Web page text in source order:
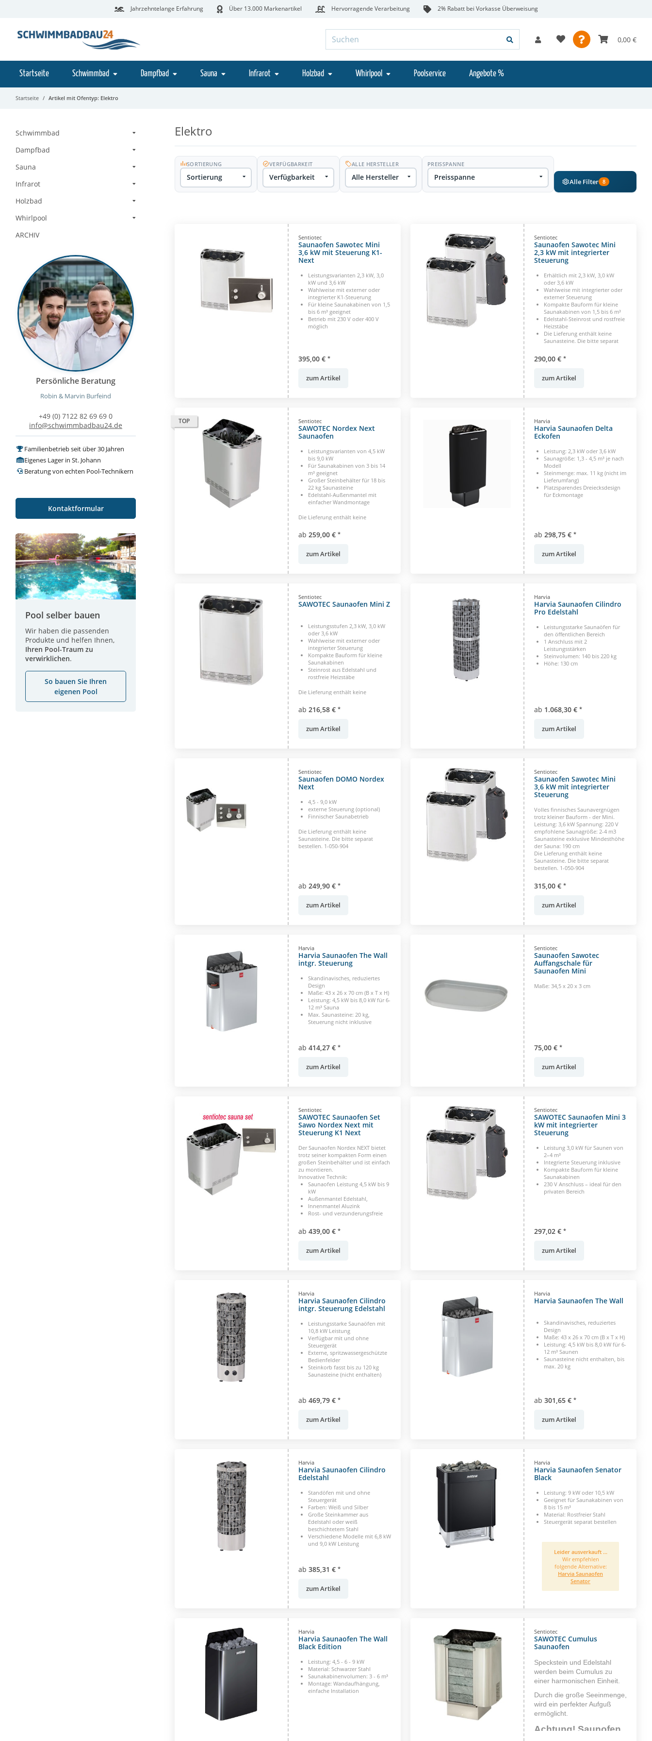
Jahrzehntelange Erfahrung Über 13.000 Markenartikel Hervorragende Verarbeitung 2% Rabatt bei Vorkasse Überweisung
0,00 €
Startseite Schwimmbad Dampfbad Sauna Infrarot Holzbad Whirlpool Poolservice Angebote %
Startseite Artikel mit Ofentyp: Elektro
Elektro
A
Z SORTIERUNG
Sortierung
VERFÜGBARKEIT
Verfügbarkeit
ALLE HERSTELLER
Alle Hersteller
PREISSPANNE
Preisspanne Alle Filter 8
Sentiotec
Saunaofen Sawotec Mini
3,6 kW mit Steuerung K1-
Next
Leistungsvarianten 2,3 kW, 3,0
kW und 3,6 kW
Wahlweise mit externer oder
integrierter K1-Steuerung
Für kleine Saunakabinen von 1,5
bis 6 m³ geeignet
Betrieb mit 230 V oder 400 V
möglich
395,00 € *
zum Artikel
Sentiotec
Saunaofen Sawotec Mini
2,3 kW mit integrierter
Steuerung
Erhältlich mit 2,3 kW, 3,0 kW
oder 3,6 kW
Wahlweise mit integrierter oder
externer Steuerung
Kompakte Bauform für kleine
Saunakabinen von 1,5 bis 6 m³
Edelstahl-Steinrost und rostfreie
Heizstäbe
Die Lieferung enthält keine
Saunasteine. Die bitte separat
290,00 € *
zum Artikel
TOP Sentiotec
SAWOTEC Nordex Next
Saunaofen
Leistungsvarianten von 4,5 kW
bis 9,0 kW
Für Saunakabinen von 3 bis 14
m³ geeignet
Großer Steinbehälter für 18 bis
22 kg Saunasteine
Edelstahl-Außenmantel mit
einfacher Wandmontage
Die Lieferung enthält keine
bestellen. 1-050-904
ab 259,00 € *
zum Artikel
Harvia
Harvia Saunaofen Delta
Eckofen
Leistung: 2,3 kW oder 3,6 kW
Saunagröße: 1,3 - 4,5 m³ je nach
Modell
Steinmenge: max. 11 kg (nicht im
Lieferumfang)
Platzsparendes Dreiecksdesign
für Eckmontage
ab 298,75 € *
zum Artikel
Sentiotec
SAWOTEC Saunaofen Mini Z
Leistungsstufen 2,3 kW, 3,0 kW
oder 3,6 kW
Wahlweise mit externer oder
integrierter Steuerung
Kompakte Bauform für kleine
Saunakabinen
Steinrost aus Edelstahl und
rostfreie Heizstäbe
Die Lieferung enthält keine
bestellen. 1-050-904
ab 216,58 € *
zum Artikel
Harvia
Harvia Saunaofen Cilindro
Pro Edelstahl
Leistungsstarke Saunaöfen für
den öffentlichen Bereich
1 Anschluss mit 2
Leistungsstärken
Steinvolumen: 140 bis 220 kg
Höhe: 130 cm
ab 1.068,30 € *
zum Artikel
Sentiotec
Saunaofen DOMO Nordex
Next
4,5 - 9,0 kW
externe Steuerung (optional)
Finnischer Saunabetrieb
Die Lieferung enthält keine
Saunasteine. Die bitte separat
bestellen. 1-050-904
ab 249,90 € *
zum Artikel
Sentiotec
Saunaofen Sawotec Mini
3,6 kW mit integrierter
Steuerung
Volles finnisches Saunavergnügen
trotz kleiner Bauform - der Mini.
Leistung: 3,6 kW Spannung: 220 V
empfohlene Saunagröße: 2-4 m3
Saunasteine exklusive Mindesthöhe
der Sauna: 190 cm
Die Lieferung enthält keine
Saunasteine. Die bitte separat
bestellen. 1-050-904
315,00 € *
zum Artikel
Harvia
Harvia Saunaofen The Wall
intgr. Steuerung
Skandinavisches, reduziertes
Design
Maße: 43 x 26 x 70 cm (B x T x H)
Leistung: 4,5 kW bis 8,0 kW für 6-
12 m³ Sauna
Max. Saunasteine: 20 kg,
Steuerung nicht inklusive
ab 414,27 € *
zum Artikel
Sentiotec
Saunaofen Sawotec
Auffangschale für
Saunaofen Mini
Maße: 34,5 x 20 x 3 cm
75,00 € *
zum Artikel
Sentiotec
SAWOTEC Saunaofen Set
Sawo Nordex Next mit
Steuerung K1 Next
Der Saunaofen Nordex NEXT bietet
trotz seiner kompakten Form einen
großen Steinbehälter und ist einfach
zu montieren.
Innovative Technik:
Saunaofen Leistung 4,5 kW bis 9
kW
Außenmantel Edelstahl,
Innenmantel Aluzink
Rost- und verzunderungsfreie
Einfache und schnelle Montage
Optionales Zubehör:
ab 439,00 € *
zum Artikel
Sentiotec
SAWOTEC Saunaofen Mini 3
kW mit integrierter
Steuerung
Leistung 3,0 kW für Saunen von
2–4 m³
Integrierte Steuerung inklusive
Kompakte Bauform für kleine
Saunakabinen
230 V Anschluss – ideal für den
privaten Bereich
297,02 € *
zum Artikel
Harvia
Harvia Saunaofen Cilindro
intgr. Steuerung Edelstahl
Leistungsstarke Saunaöfen mit
10,8 kW Leistung
Verfügbar mit und ohne
Steuergerät
Externe, spritzwassergeschützte
Bedienfelder
Steinkorb fasst bis zu 120 kg
Saunasteine (nicht enthalten)
ab 469,79 € *
zum Artikel
Harvia
Harvia Saunaofen The Wall
Skandinavisches, reduziertes
Design
Maße: 43 x 26 x 70 cm (B x T x H)
Leistung: 4,5 kW bis 8,0 kW für 6-
12 m³ Saunen
Saunasteine nicht enthalten, bis
max. 20 kg
ab 301,65 € *
zum Artikel
Harvia
Harvia Saunaofen Cilindro
Edelstahl
Standöfen mit und ohne
Steuergerät
Farben: Weiß und Silber
Große Steinkammer aus
Edelstahl oder weiß
beschichtetem Stahl
Verschiedene Modelle mit 6,8 kW
und 9,0 kW Leistung
ab 385,31 € *
zum Artikel
Harvia
Harvia Saunaofen Senator
Black
Leistung: 9 kW oder 10,5 kW
Geeignet für Saunakabinen von
8 bis 15 m³
Material: Rostfreier Stahl
Steuergerät separat bestellen
Leider ausverkauft ...
Wir empfehlen
folgende Alternative:
Harvia Saunaofen
Senator
Harvia
Harvia Saunaofen The Wall
Black Edition
Leistung: 4,5 - 6 - 9 kW
Material: Schwarzer Stahl
Saunakabinenvolumen: 3 - 6 m³
Montage: Wandaufhängung,
einfache Installation
Sentiotec
SAWOTEC Cumulus
Saunaofen
Speckstein und Edelstahl
werden beim Cumulus zu
einer harmonischen Einheit.
Durch die große Seeinmenge,
wird ein perfekter Aufguß
ermöglicht.
Achtung! Saunofen
Schwimmbad
Dampfbad
Sauna
Infrarot
Holzbad
Whirlpool
ARCHIV
Persönliche Beratung
Robin & Marvin Burfeind
+49 (0) 7122 82 69 69 0
info@schwimmbadbau24.de
Familienbetrieb seit über 30 Jahren
Eigenes Lager in St. Johann
Beratung von echten Pool-Technikern
Kontaktformular
Pool selber bauen
Wir haben die passenden
Produkte und helfen Ihnen,
Ihren Pool-Traum zu
verwirklichen.
So bauen Sie Ihren
eigenen Pool